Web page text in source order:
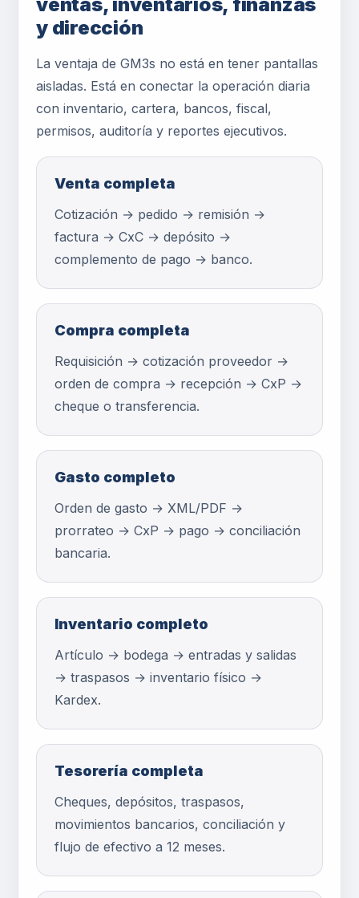
y dirección
La ventaja de GM3s no está en tener pantallas
aisladas. Está en conectar la operación diaria
con inventario, cartera, bancos, fiscal,
permisos, auditoría y reportes ejecutivos.
Venta completa
Cotización → pedido → remisión →
factura → CxC → depósito →
complemento de pago → banco.
Compra completa
Requisición → cotización proveedor →
orden de compra → recepción → CxP →
cheque o transferencia.
Gasto completo
Orden de gasto → XML/PDF →
prorrateo → CxP → pago → conciliación
bancaria.
Inventario completo
Artículo → bodega → entradas y salidas
→ traspasos → inventario físico →
Kardex.
Tesorería completa
Cheques, depósitos, traspasos,
movimientos bancarios, conciliación y
flujo de efectivo a 12 meses.